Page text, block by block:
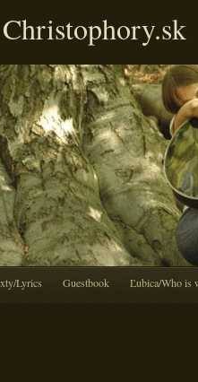
Lyrics Guestbook Ľubica/Who is